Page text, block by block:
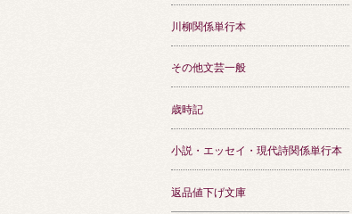
川柳関係単行本
その他文芸一般
歳時記
小説・エッセイ・現代詩関係単行本
返品値下げ文庫